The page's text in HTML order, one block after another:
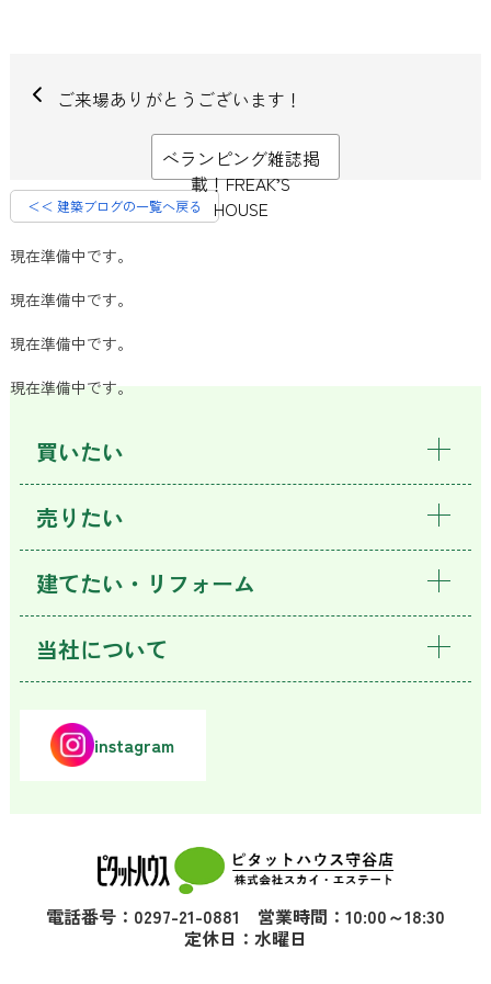
ご来場ありがとうございます！
ベランピング雑誌掲
載！FREAK’S
HOUSE
＜＜ 建築ブログの一覧へ戻る
現在準備中です。
現在準備中です。
現在準備中です。
現在準備中です。
買いたい
売りたい
建てたい・リフォーム
当社について
instagram
電話番号：0297-21-0881 営業時間：10:00～18:30
定休日：水曜日